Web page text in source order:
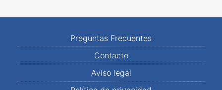
Preguntas Frecuentes
Contacto
Aviso legal